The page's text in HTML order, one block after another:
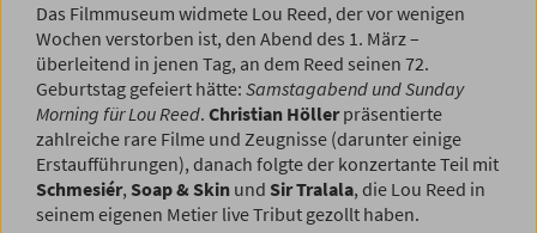
Das Filmmuseum widmete Lou Reed, der vor wenigen
Wochen verstorben ist, den Abend des 1. März –
überleitend in jenen Tag, an dem Reed seinen 72.
Geburtstag gefeiert hätte: Samstagabend und Sunday
Morning für Lou Reed. Christian Höllerpräsentierte
zahlreiche rare Filme und Zeugnisse (darunter einige
Erstaufführungen), danach folgte der konzertante Teil mit
Schmesiér, Soap & Skin und Sir Tralala, die Lou Reed in
seinem eigenen Metier live Tribut gezollt haben.